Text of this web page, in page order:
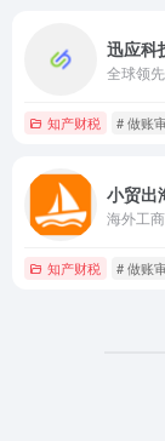
迅应科
全球领
知产财税 # 做账
小贸出
海外工
知产财税 # 做账